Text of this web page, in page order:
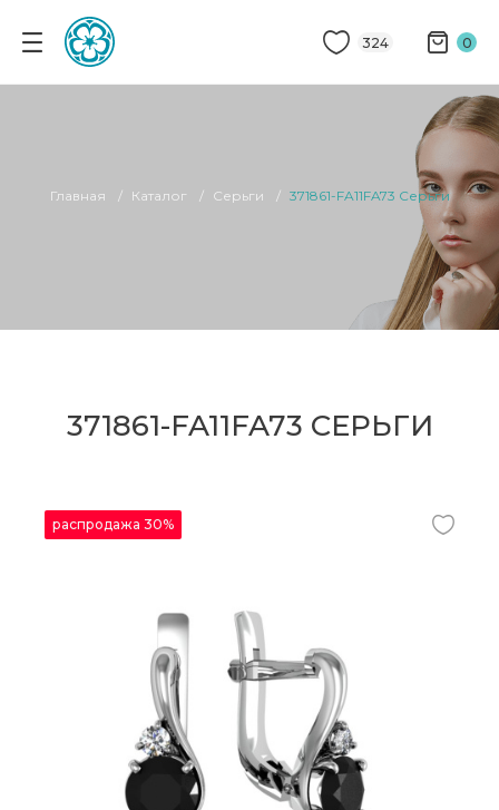
324 0
Главная Каталог Серьги 371861-FA11FA73 Серьги
371861-FA11FA73 СЕРЬГИ
распродажа 30%